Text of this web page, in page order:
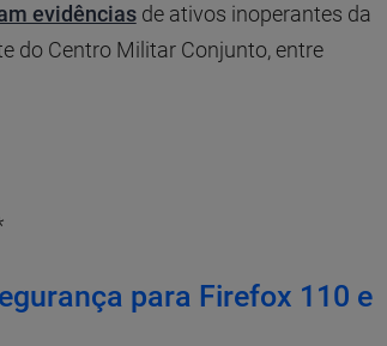
evidênciasde ativos inoperantes da
do Centro Militar Conjunto, entre
para Firefox 110 e